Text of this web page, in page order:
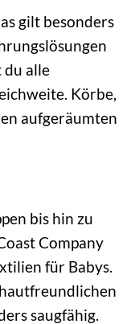
gilt besonders
du alle
Körbe,
aufgeräumten
bis hin zu
Company
für Babys.
saugfähig.